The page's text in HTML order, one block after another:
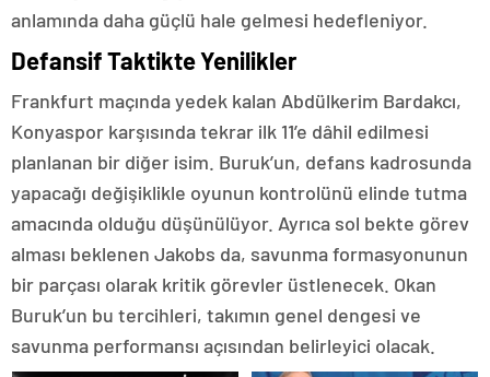
anlamında daha güçlü hale gelmesi hedefleniyor.
Defansif Taktikte Yenilikler
Frankfurt maçında yedek kalan Abdülkerim Bardakcı,
Konyaspor karşısında tekrar ilk 11’e dâhil edilmesi
planlanan bir diğer isim. Buruk’un, defans kadrosunda
yapacağı değişiklikle oyunun kontrolünü elinde tutma
amacında olduğu düşünülüyor. Ayrıca sol bekte görev
alması beklenen Jakobs da, savunma formasyonunun
bir parçası olarak kritik görevler üstlenecek. Okan
Buruk’un bu tercihleri, takımın genel dengesi ve
savunma performansı açısından belirleyici olacak.